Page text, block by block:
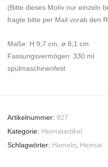
(Bitte dieses Motiv nur einzeln
fragte bitte per Mail vorab den
Maße: H 9,7 cm, ø 8,1 cm
Fassungsvermögen: 330 ml
spülmaschinenfest
Artikelnummer: 927
Kategorie: Heimatartikel
Schlagwörter: Hameln, Heimat